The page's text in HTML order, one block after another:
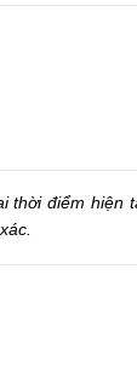
thời điểm hiện